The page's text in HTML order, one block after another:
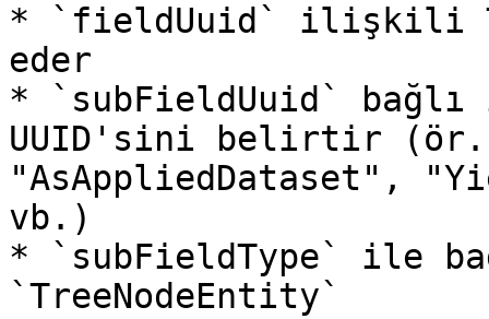
* `fieldUuid` ilişkili
eder
* `subFieldUuid`
UUID'sini belirtir (ör.
"AsAppliedDataset",
vb.)
* `subFieldType` ile
`TreeNodeEntity`